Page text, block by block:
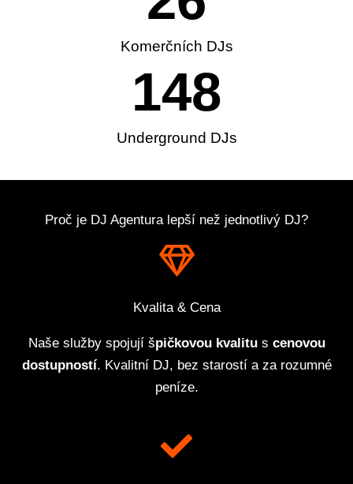
Komerčních DJs
Underground DJs
148
Proč je DJ Agentura lepší než jednotlivý DJ?
Kvalita & Cena
Naše služby spojují špičkovou kvalitu s cenovou
dostupností. Kvalitní DJ, bez starostí a za rozumné
peníze.